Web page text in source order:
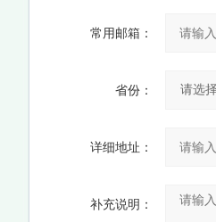
常用邮箱：
省份：
详细地址：
补充说明：